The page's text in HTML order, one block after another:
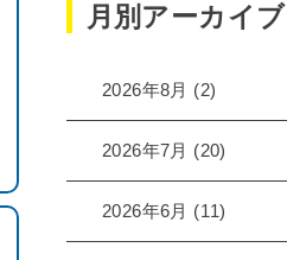
月別アーカイブ
2026年8月 (2)
2026年7月 (20)
2026年6月 (11)